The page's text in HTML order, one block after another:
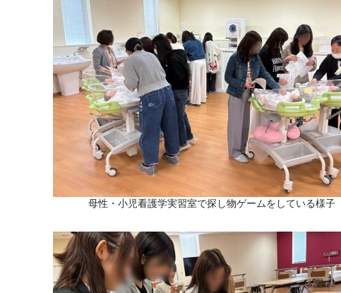
母性・小児看護学実習室で探し物ゲームをしている様子